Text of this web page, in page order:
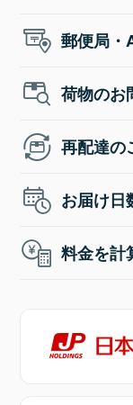
郵便局・
荷物のお
再配達の
お届け日
料金を計